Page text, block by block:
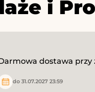
i
dostawa przy
do 31.07.2027 23:59